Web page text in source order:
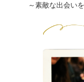
～素敵な出会い